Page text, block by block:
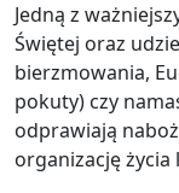
Jedną z
Świętej oraz
bierzmowania,
pokuty) czy
odprawiają
organizację